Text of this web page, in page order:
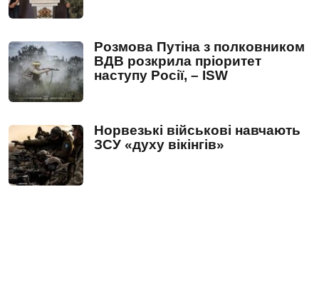
Розмова Путіна з полковником
ВДВ розкрила пріоритет
наступу Росії, – ISW
Норвезькі військові навчають
ЗСУ «духу вікінгів»